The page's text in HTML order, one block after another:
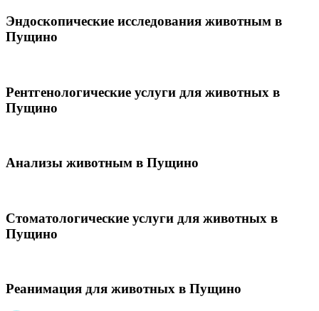
Эндоскопические исследования животным в
Пущино
Рентгенологические услуги для животных в
Пущино
Анализы животным в Пущино
Стоматологические услуги для животных в
Пущино
Реанимация для животных в Пущино